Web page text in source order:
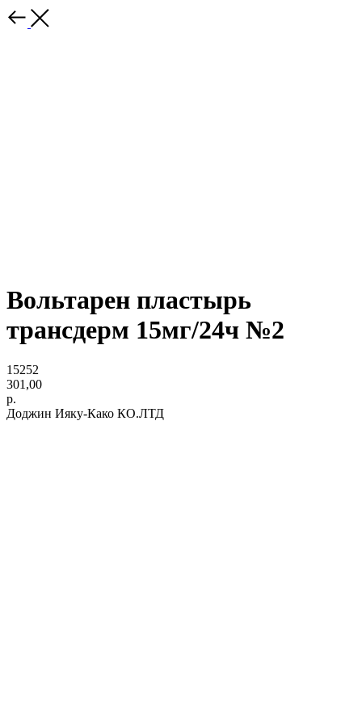
Вольтарен пластырь
трансдерм 15мг/24ч №2
15252
301,00
р.
Доджин Ияку-Како КО.ЛТД